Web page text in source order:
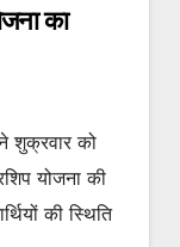
का
शुक्रवार को
योजना की
की स्थिति